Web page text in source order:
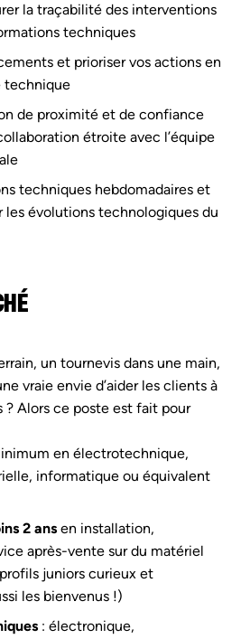
la traçabilité des interventions
techniques
et prioriser vos actions en
technique
de proximité et de confiance
étroite avec l’équipe
techniques hebdomadaires et
les évolutions technologiques du
un tournevis dans une main,
vraie envie d’aider les clients à
? Alors ce poste est fait pour
en électrotechnique,
informatique ou équivalent
2 ans en installation,
après-vente sur du matériel
juniors curieux et
les bienvenus !)
: électronique,